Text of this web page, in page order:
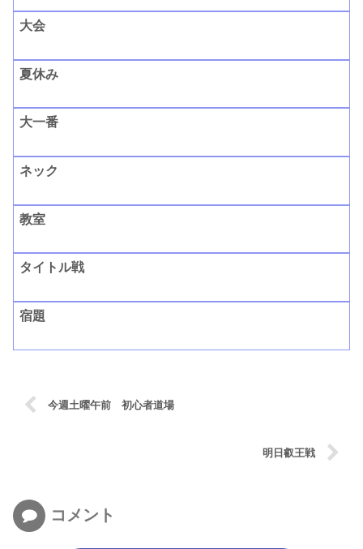
大会
夏休み
大一番
ネック
教室
タイトル戦
宿題
今週土曜午前 初心者道場
明日叡王戦
コメント